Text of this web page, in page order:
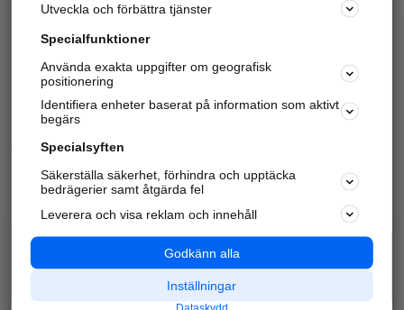
Marknadsför företaget
Kom igång och annonsera mot
samarbetspartners nära dig.
Alla kategorier
Populära sökningar
API & Kartor
Annonsera
Integritet
Nödnummer
Utveckla och förbättra tjänster
Specialfunktioner
Använda exakta uppgifter om geografisk
positionering
Identifiera enheter baserat på information som aktivt
begärs
Specialsyften
Säkerställa säkerhet, förhindra och upptäcka
bedrägerier samt åtgärda fel
Leverera och visa reklam och innehåll
Godkänn alla
Inställningar
Dataskydd